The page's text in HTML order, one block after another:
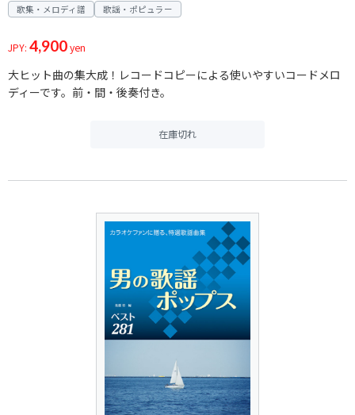
歌集・メロディ譜 歌謡・ポピュラー
JPY: 4,900yen
大ヒット曲の集大成！レコードコピーによる使いやすいコードメロ
ディーです。前・間・後奏付き。
在庫切れ